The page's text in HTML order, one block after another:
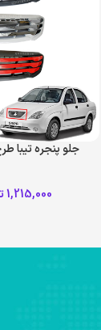
جلو پنجره تیبا
1,215,000